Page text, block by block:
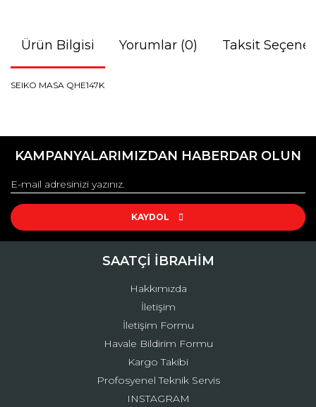
Ürün Bilgisi Yorumlar (0) Taksit
SEIKO MASA QHE147K
konularda yetersiz gördüğünüz noktaları öneri formunu
Görüş ve önerileriniz için teşekkür ederiz.
Ürün resmi kalitesiz, bozuk veya görüntülenemiyor.
Ürün açıklamasında eksik bilgiler bulunuyor.
Ürün fiyatı diğer sitelerden daha pahalı.
Gönder
KAMPANYALARIMIZDAN HABERDAR OLUN
KAYDOL
SAATÇİ İBRAHİM
Hakkımızda
İletişim
İletişim Formu
Havale Bildirim Formu
Kargo Takibi
Profosyenel Teknik Servis
INSTAGRAM